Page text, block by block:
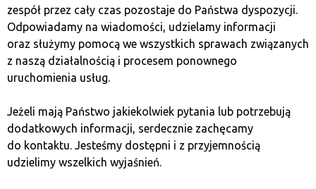
franczyzawpolsce.pl
Rośnie sieć kantorów kryptowalut
Quark
Sieć Kantorów Bitcoin Quark stale się powiększa,
zespół przez cały czas pozostaje do Państwa dyspozycji.
Odpowiadamy na wiadomości, udzielamy informacji
oraz służymy pomocą we wszystkich sprawach związanych
z naszą działalnością i procesem ponownego
uruchomienia usług.
Jeżeli mają Państwo jakiekolwiek pytania lub potrzebują
dodatkowych informacji, serdecznie zachęcamy
do kontaktu. Jesteśmy dostępni i z przyjemnością
udzielimy wszelkich wyjaśnień.